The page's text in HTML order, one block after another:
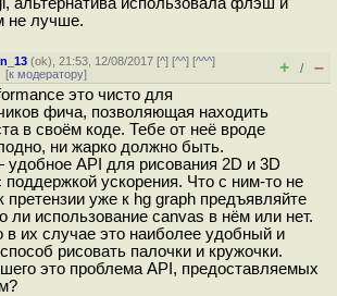
не лучше.
(ok), 21:53, 12/08/2017 [^] [^^] [^^^]
[к модератору] + / –
это чисто для
фича, позволяющая находить
в своём коде. Тебе от неё вроде
ни жарко должно быть.
API для рисования 2D и 3D
поддержкой ускорения. Что с ним-то не
претензии уже к hg graph предъявляйте
ли использование canvas в нём или нет.
в их случае это наиболее удобный и
рисовать палочки и кружочки.
это проблема API, предоставляемых